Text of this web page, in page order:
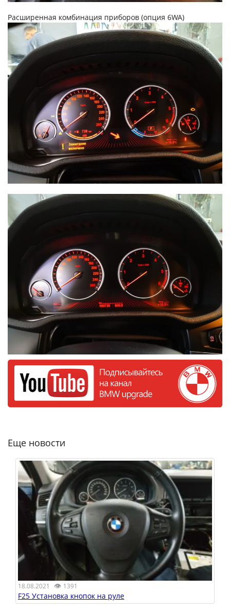
Расширенная комбинация приборов (опция 6WA)
Еще новости
18.08.2021 👁 1391
F25 Установка кнопок на руле